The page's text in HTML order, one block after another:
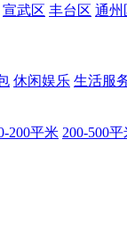
宣武区 丰台区 通州
休闲娱乐 生活服
200平米 200-500平